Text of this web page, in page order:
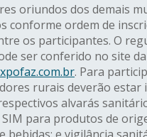
oriundos dos demais
conforme ordem de
os participantes. O
ser conferido no site da
. Para
rurais deverão estar
alvarás
SIM para produtos de